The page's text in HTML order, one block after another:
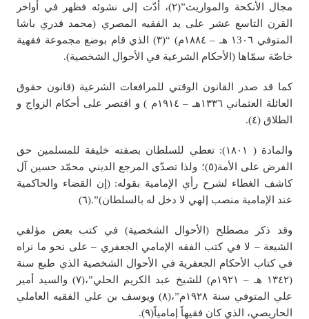
مجال الأنكحة والمواريث”(٢)، أدّت إلى نشوئه فظهر في أواخر
القرن التاسع عشر على يد الفقيه المصري (محمد قدري باشا
المتوفي ١3٠٦ هـ – ١٨٨٤م) “(٣) الذي قام بوضع مجموعة فقهية
خاصّة سمّاها (الأحكام الشرعية في الأحوال الشخصية).
كما قد صدر القانون الوقتي للمرافعات الشرعية (قانون حقوق
العائلة العثماني ١٣٣٦هـ – ١٩١٤م ) و اقتصر علی أحکام الزواج و
الطلاق (٤).
والمادة ( ١٨٠١): تعطي للسلطان بصفته خليفة للمسلمين حق
الفرض على الأمة(٥)؛ ولذا تصدّى المرجع الديني محمّد حسين آل
كاشف الغطاء لشرح رأي الإمامية بقوله: (إن القضاء والحاكمية
عند الإمامية منصب إلهي لا دخل له بالسلطان)”.(٦)
وقد ذكر مصطلح (الأحوال الشخصية) في كتب بعض مؤلفي
الشيعة – لا في كتب الفقه الإمامي الجعفري – على نحو ما نراه
في كتاب الأحكام الجعفرية في الأحوال الشخصية الذي طبع سنة
(١٣٤٢ هـ – ١٩٢١م) للشيخ عبد الكريم الحلي”،(٧) والسيد أمير
علي المتوفي سنة ١٩٢٨م”،(٨) ويوسف بن علي الفقيه العاملي
الحاريصي، الذي كان فقيهاً إمامياً(٩).